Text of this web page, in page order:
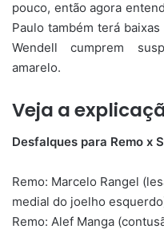
pouco, então agora
Paulo também terá
Wendell cumprem
amarelo.
Veja a
Desfalques para Remo x
Remo: Marcelo Rangel
medial do joelho
Remo: Alef Manga